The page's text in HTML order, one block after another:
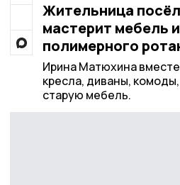
Жительница
мастерит мебель
полимерного
Ирина Матюхина
кресла, диваны,
старую мебель.